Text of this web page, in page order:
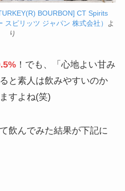
BOURBON] CT Spirits
ピリッツ ジャパン 株式会社）
よ
り
！ でも、「心地よい甘み
と素人は飲みやすいのか
すよね(笑)
飲んでみた結果が下記に